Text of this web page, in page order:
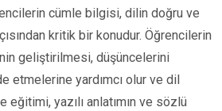
cümle bilgisi, dilin doğru ve
kritik bir konudur. Öğrencilerin
geliştirilmesi, düşüncelerini
etmelerine yardımcı olur ve dil
eğitimi, yazılı anlatımın ve sözlü